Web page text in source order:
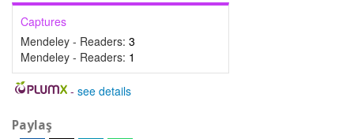
Captures
Mendeley - Readers: 3
Mendeley - Readers: 1
- see details
Paylaş